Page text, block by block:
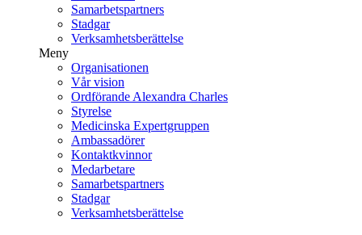
Samarbetspartners
Stadgar
Verksamhetsberättelse
Meny
Organisationen
Vår vision
Ordförande Alexandra Charles
Styrelse
Medicinska Expertgruppen
Ambassadörer
Kontaktkvinnor
Medarbetare
Samarbetspartners
Stadgar
Verksamhetsberättelse